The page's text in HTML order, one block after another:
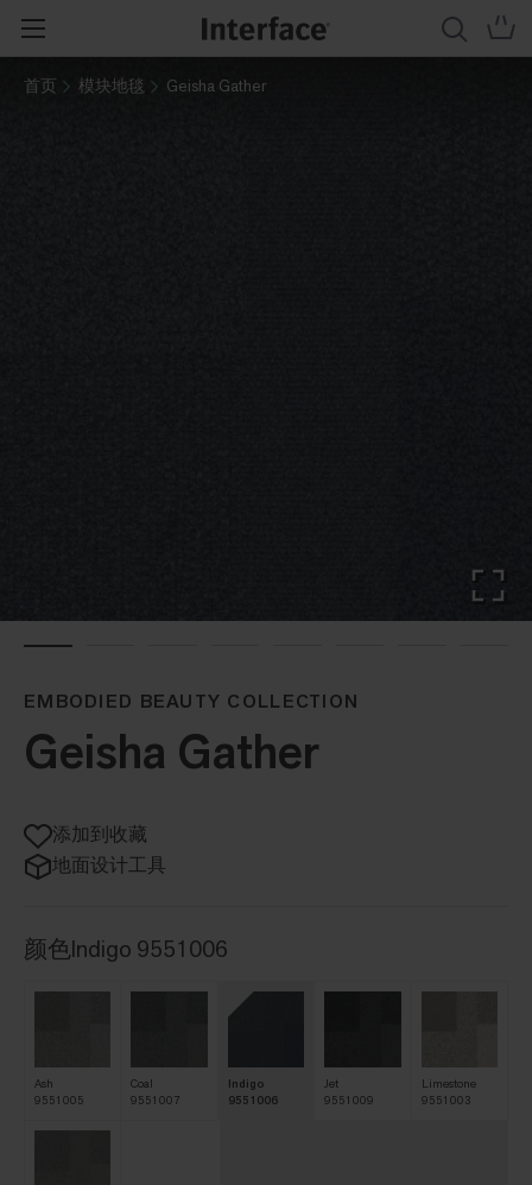
首页 模块地毯 Geisha Gather
EMBODIED BEAUTY COLLECTION
Geisha Gather
添加到收藏
地面设计工具
颜色Indigo 9551006
Ash
9551005
Coal
9551007
Indigo
9551006
Jet
9551009
Limestone
9551003